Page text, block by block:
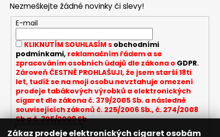
Zákaz prodeje elektronických cigaret osobám
Nezmeškejte žádné novinky či slevy!
E-mail
KLIKNUTÍM SOUHLASÍM s obchodními
podmínkami,reklamačním řádem a se
zpracováním osobních údajů dle zákona o GDPR.
Zároveň ČESTNĚ PROHLAŠUJI, že jsem starší 18ti
let, tudíž se na moji osobu nevztahuje omezení
prodeje tabákových výrobků a elektronických
cigaret dle zákona č. 379/2005 Sb. a následně
souvisejících zákonů č. 225/2006 Sb., č. 274/2008
Sb a č. 305/2009 Sb.